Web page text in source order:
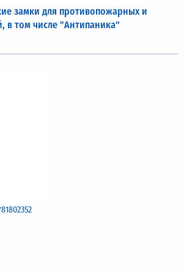
замки для противопожарных и
в том числе "Антипаника"